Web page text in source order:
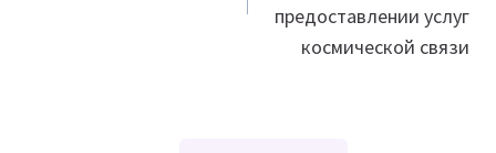
предоставлении услуг
космической связи